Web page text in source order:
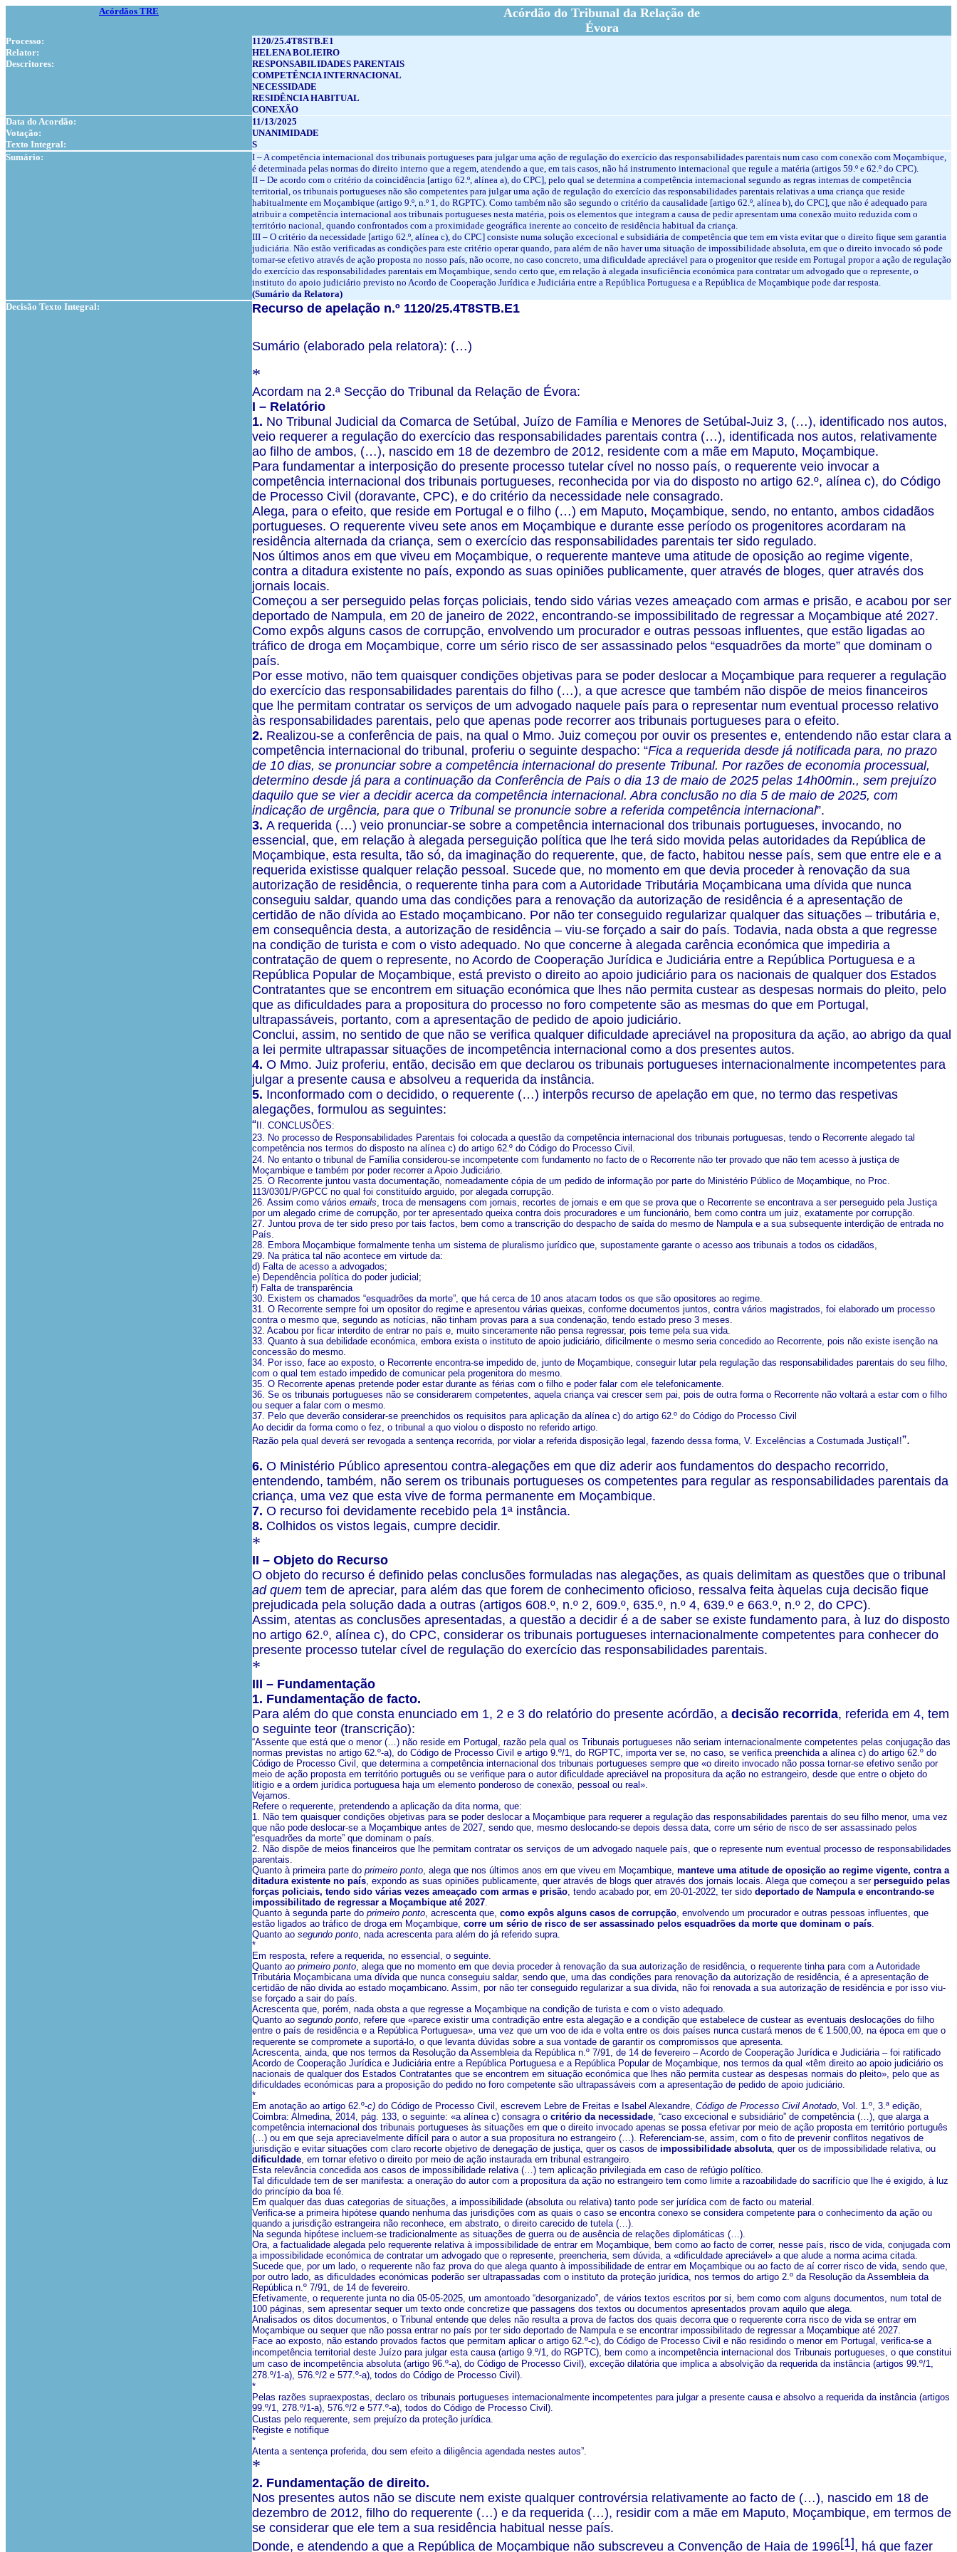
Acórdãos TRE
Acórdão do Tribunal da Relação de
Évora
Processo:
1120/25.4T8STB.E1
Relator:
HELENA BOLIEIRO
Descritores:
RESPONSABILIDADES PARENTAIS
COMPETÊNCIA INTERNACIONAL
NECESSIDADE
RESIDÊNCIA HABITUAL
CONEXÃO
Data do Acordão:
11/13/2025
Votação:
UNANIMIDADE
Texto Integral:
S
Sumário:
I – A competência internacional dos tribunais portugueses para julgar uma ação de regulação do exercício das responsabilidades parentais num caso com conexão com Moçambique,
é determinada pelas normas do direito interno que a regem, atendendo a que, em tais casos, não há instrumento internacional que regule a matéria (artigos 59.º e 62.º do CPC).
II – De acordo com o critério da coincidência [artigo 62.º, alínea a), do CPC], pelo qual se determina a competência internacional segundo as regras internas de competência
territorial, os tribunais portugueses não são competentes para julgar uma ação de regulação do exercício das responsabilidades parentais relativas a uma criança que reside
habitualmente em Moçambique (artigo 9.º, n.º 1, do RGPTC). Como também não são segundo o critério da causalidade [artigo 62.º, alínea b), do CPC], que não é adequado para
atribuir a competência internacional aos tribunais portugueses nesta matéria, pois os elementos que integram a causa de pedir apresentam uma conexão muito reduzida com o
território nacional, quando confrontados com a proximidade geográfica inerente ao conceito de residência habitual da criança.
III – O critério da necessidade [artigo 62.º, alínea c), do CPC] consiste numa solução excecional e subsidiária de competência que tem em vista evitar que o direito fique sem garantia
judiciária. Não estão verificadas as condições para este critério operar quando, para além de não haver uma situação de impossibilidade absoluta, em que o direito invocado só pode
tornar-se efetivo através de ação proposta no nosso país, não ocorre, no caso concreto, uma dificuldade apreciável para o progenitor que reside em Portugal propor a ação de regulação
do exercício das responsabilidades parentais em Moçambique, sendo certo que, em relação à alegada insuficiência económica para contratar um advogado que o represente, o
instituto do apoio judiciário previsto no Acordo de Cooperação Jurídica e Judiciária entre a República Portuguesa e a República de Moçambique pode dar resposta.
(Sumário da Relatora)
Decisão Texto Integral:
Recurso de apelação n.º 1120/25.4T8STB.E1
Sumário (elaborado pela relatora): (…)
*
Acordam na 2.ª Secção do Tribunal da Relação de Évora:
I – Relatório
1. No Tribunal Judicial da Comarca de Setúbal, Juízo de Família e Menores de Setúbal-Juiz 3, (…), identificado nos autos,
veio requerer a regulação do exercício das responsabilidades parentais contra (…), identificada nos autos, relativamente
ao filho de ambos, (…), nascido em 18 de dezembro de 2012, residente com a mãe em Maputo, Moçambique.
Para fundamentar a interposição do presente processo tutelar cível no nosso país, o requerente veio invocar a
competência internacional dos tribunais portugueses, reconhecida por via do disposto no artigo 62.º, alínea c), do Código
de Processo Civil (doravante, CPC), e do critério da necessidade nele consagrado.
Alega, para o efeito, que reside em Portugal e o filho (…) em Maputo, Moçambique, sendo, no entanto, ambos cidadãos
portugueses. O requerente viveu sete anos em Moçambique e durante esse período os progenitores acordaram na
residência alternada da criança, sem o exercício das responsabilidades parentais ter sido regulado.
Nos últimos anos em que viveu em Moçambique, o requerente manteve uma atitude de oposição ao regime vigente,
contra a ditadura existente no país, expondo as suas opiniões publicamente, quer através de bloges, quer através dos
jornais locais.
Começou a ser perseguido pelas forças policiais, tendo sido várias vezes ameaçado com armas e prisão, e acabou por ser
deportado de Nampula, em 20 de janeiro de 2022, encontrando-se impossibilitado de regressar a Moçambique até 2027.
Como expôs alguns casos de corrupção, envolvendo um procurador e outras pessoas influentes, que estão ligadas ao
tráfico de droga em Moçambique, corre um sério risco de ser assassinado pelos “esquadrões da morte” que dominam o
país.
Por esse motivo, não tem quaisquer condições objetivas para se poder deslocar a Moçambique para requerer a regulação
do exercício das responsabilidades parentais do filho (…), a que acresce que também não dispõe de meios financeiros
que lhe permitam contratar os serviços de um advogado naquele país para o representar num eventual processo relativo
às responsabilidades parentais, pelo que apenas pode recorrer aos tribunais portugueses para o efeito.
2. Realizou-se a conferência de pais, na qual o Mmo. Juiz começou por ouvir os presentes e, entendendo não estar clara a
competência internacional do tribunal, proferiu o seguinte despacho: “Fica a requerida desde já notificada para, no prazo
de 10 dias, se pronunciar sobre a competência internacional do presente Tribunal. Por razões de economia processual,
determino desde já para a continuação da Conferência de Pais o dia 13 de maio de 2025 pelas 14h00min., sem prejuízo
daquilo que se vier a decidir acerca da competência internacional. Abra conclusão no dia 5 de maio de 2025, com
indicação de urgência, para que o Tribunal se pronuncie sobre a referida competência internacional”.
3. A requerida (…) veio pronunciar-se sobre a competência internacional dos tribunais portugueses, invocando, no
essencial, que, em relação à alegada perseguição política que lhe terá sido movida pelas autoridades da República de
Moçambique, esta resulta, tão só, da imaginação do requerente, que, de facto, habitou nesse país, sem que entre ele e a
requerida existisse qualquer relação pessoal. Sucede que, no momento em que devia proceder à renovação da sua
autorização de residência, o requerente tinha para com a Autoridade Tributária Moçambicana uma dívida que nunca
conseguiu saldar, quando uma das condições para a renovação da autorização de residência é a apresentação de
certidão de não dívida ao Estado moçambicano. Por não ter conseguido regularizar qualquer das situações – tributária e,
em consequência desta, a autorização de residência – viu-se forçado a sair do país. Todavia, nada obsta a que regresse
na condição de turista e com o visto adequado. No que concerne à alegada carência económica que impediria a
contratação de quem o represente, no Acordo de Cooperação Jurídica e Judiciária entre a República Portuguesa e a
República Popular de Moçambique, está previsto o direito ao apoio judiciário para os nacionais de qualquer dos Estados
Contratantes que se encontrem em situação económica que lhes não permita custear as despesas normais do pleito, pelo
que as dificuldades para a propositura do processo no foro competente são as mesmas do que em Portugal,
ultrapassáveis, portanto, com a apresentação de pedido de apoio judiciário.
Conclui, assim, no sentido de que não se verifica qualquer dificuldade apreciável na propositura da ação, ao abrigo da qual
a lei permite ultrapassar situações de incompetência internacional como a dos presentes autos.
4. O Mmo. Juiz proferiu, então, decisão em que declarou os tribunais portugueses internacionalmente incompetentes para
julgar a presente causa e absolveu a requerida da instância.
5. Inconformado com o decidido, o requerente (…) interpôs recurso de apelação em que, no termo das respetivas
alegações, formulou as seguintes:
“ II. CONCLUSÕES:
23. No processo de Responsabilidades Parentais foi colocada a questão da competência internacional dos tribunais portuguesas, tendo o Recorrente alegado tal
competência nos termos do disposto na alínea c) do artigo 62.º do Código do Processo Civil.
24. No entanto o tribunal de Família considerou-se incompetente com fundamento no facto de o Recorrente não ter provado que não tem acesso à justiça de
Moçambique e também por poder recorrer a Apoio Judiciário.
25. O Recorrente juntou vasta documentação, nomeadamente cópia de um pedido de informação por parte do Ministério Público de Moçambique, no Proc.
113/0301/P/GPCC no qual foi constituído arguido, por alegada corrupção.
26. Assim como vários emails, troca de mensagens com jornais, recortes de jornais e em que se prova que o Recorrente se encontrava a ser perseguido pela Justiça
por um alegado crime de corrupção, por ter apresentado queixa contra dois procuradores e um funcionário, bem como contra um juiz, exatamente por corrupção.
27. Juntou prova de ter sido preso por tais factos, bem como a transcrição do despacho de saída do mesmo de Nampula e a sua subsequente interdição de entrada no
País.
28. Embora Moçambique formalmente tenha um sistema de pluralismo jurídico que, supostamente garante o acesso aos tribunais a todos os cidadãos,
29. Na prática tal não acontece em virtude da:
d) Falta de acesso a advogados;
e) Dependência política do poder judicial;
f) Falta de transparência
30. Existem os chamados “esquadrões da morte”, que há cerca de 10 anos atacam todos os que são opositores ao regime.
31. O Recorrente sempre foi um opositor do regime e apresentou várias queixas, conforme documentos juntos, contra vários magistrados, foi elaborado um processo
contra o mesmo que, segundo as notícias, não tinham provas para a sua condenação, tendo estado preso 3 meses.
32. Acabou por ficar interdito de entrar no país e, muito sinceramente não pensa regressar, pois teme pela sua vida.
33. Quanto à sua debilidade económica, embora exista o instituto de apoio judiciário, dificilmente o mesmo seria concedido ao Recorrente, pois não existe isenção na
concessão do mesmo.
34. Por isso, face ao exposto, o Recorrente encontra-se impedido de, junto de Moçambique, conseguir lutar pela regulação das responsabilidades parentais do seu filho,
com o qual tem estado impedido de comunicar pela progenitora do mesmo.
35. O Recorrente apenas pretende poder estar durante as férias com o filho e poder falar com ele telefonicamente.
36. Se os tribunais portugueses não se considerarem competentes, aquela criança vai crescer sem pai, pois de outra forma o Recorrente não voltará a estar com o filho
ou sequer a falar com o mesmo.
37. Pelo que deverão considerar-se preenchidos os requisitos para aplicação da alínea c) do artigo 62.º do Código do Processo Civil
Ao decidir da forma como o fez, o tribunal a quo violou o disposto no referido artigo.
Razão pela qual deverá ser revogada a sentença recorrida, por violar a referida disposição legal, fazendo dessa forma, V. Excelências a Costumada Justiça!!”.
6. O Ministério Público apresentou contra-alegações em que diz aderir aos fundamentos do despacho recorrido,
entendendo, também, não serem os tribunais portugueses os competentes para regular as responsabilidades parentais da
criança, uma vez que esta vive de forma permanente em Moçambique.
7. O recurso foi devidamente recebido pela 1ª instância.
8. Colhidos os vistos legais, cumpre decidir.
*
II – Objeto do Recurso
O objeto do recurso é definido pelas conclusões formuladas nas alegações, as quais delimitam as questões que o tribunal
ad quem tem de apreciar, para além das que forem de conhecimento oficioso, ressalva feita àquelas cuja decisão fique
prejudicada pela solução dada a outras (artigos 608.º, n.º 2, 609.º, 635.º, n.º 4, 639.º e 663.º, n.º 2, do CPC).
Assim, atentas as conclusões apresentadas, a questão a decidir é a de saber se existe fundamento para, à luz do disposto
no artigo 62.º, alínea c), do CPC, considerar os tribunais portugueses internacionalmente competentes para conhecer do
presente processo tutelar cível de regulação do exercício das responsabilidades parentais.
*
III – Fundamentação
1. Fundamentação de facto.
Para além do que consta enunciado em 1, 2 e 3 do relatório do presente acórdão, a decisão recorrida, referida em 4, tem
o seguinte teor (transcrição):
“Assente que está que o menor (…) não reside em Portugal, razão pela qual os Tribunais portugueses não seriam internacionalmente competentes pelas conjugação das
normas previstas no artigo 62.º-a), do Código de Processo Civil e artigo 9.º/1, do RGPTC, importa ver se, no caso, se verifica preenchida a alínea c) do artigo 62.º do
Código de Processo Civil, que determina a competência internacional dos tribunais portugueses sempre que «o direito invocado não possa tornar-se efetivo senão por
meio de ação proposta em território português ou se verifique para o autor dificuldade apreciável na propositura da ação no estrangeiro, desde que entre o objeto do
litígio e a ordem jurídica portuguesa haja um elemento ponderoso de conexão, pessoal ou real».
Vejamos.
Refere o requerente, pretendendo a aplicação da dita norma, que:
1. Não tem quaisquer condições objetivas para se poder deslocar a Moçambique para requerer a regulação das responsabilidades parentais do seu filho menor, uma vez
que não pode deslocar-se a Moçambique antes de 2027, sendo que, mesmo deslocando-se depois dessa data, corre um sério de risco de ser assassinado pelos
“esquadrões da morte” que dominam o país.
2. Não dispõe de meios financeiros que lhe permitam contratar os serviços de um advogado naquele país, que o represente num eventual processo de responsabilidades
parentais.
Quanto à primeira parte do primeiro ponto, alega que nos últimos anos em que viveu em Moçambique, manteve uma atitude de oposição ao regime vigente, contra a
ditadura existente no país, expondo as suas opiniões publicamente, quer através de blogs quer através dos jornais locais. Alega que começou a ser perseguido pelas
forças policiais, tendo sido várias vezes ameaçado com armas e prisão, tendo acabado por, em 20-01-2022, ter sido deportado de Nampula e encontrando-se
impossibilitado de regressar a Moçambique até 2027.
Quanto à segunda parte do primeiro ponto, acrescenta que, como expôs alguns casos de corrupção, envolvendo um procurador e outras pessoas influentes, que
estão ligados ao tráfico de droga em Moçambique, corre um sério de risco de ser assassinado pelos esquadrões da morte que dominam o país.
Quanto ao segundo ponto, nada acrescenta para além do já referido supra.
*
Em resposta, refere a requerida, no essencial, o seguinte.
Quanto ao primeiro ponto, alega que no momento em que devia proceder à renovação da sua autorização de residência, o requerente tinha para com a Autoridade
Tributária Moçambicana uma dívida que nunca conseguiu saldar, sendo que, uma das condições para renovação da autorização de residência, é a apresentação de
certidão de não divida ao estado moçambicano. Assim, por não ter conseguido regularizar a sua dívida, não foi renovada a sua autorização de residência e por isso viu-
se forçado a sair do país.
Acrescenta que, porém, nada obsta a que regresse a Moçambique na condição de turista e com o visto adequado.
Quanto ao segundo ponto, refere que «parece existir uma contradição entre esta alegação e a condição que estabelece de custear as eventuais deslocações do filho
entre o país de residência e a República Portuguesa», uma vez que um voo de ida e volta entre os dois países nunca custará menos de € 1.500,00, na época em que o
requerente se compromete a suportá-lo, o que levanta dúvidas sobre a sua vontade de garantir os compromissos que apresenta.
Acrescenta, ainda, que nos termos da Resolução da Assembleia da República n.º 7/91, de 14 de fevereiro – Acordo de Cooperação Jurídica e Judiciária – foi ratificado
Acordo de Cooperação Jurídica e Judiciária entre a República Portuguesa e a República Popular de Moçambique, nos termos da qual «têm direito ao apoio judiciário os
nacionais de qualquer dos Estados Contratantes que se encontrem em situação económica que lhes não permita custear as despesas normais do pleito», pelo que as
dificuldades económicas para a proposição do pedido no foro competente são ultrapassáveis com a apresentação de pedido de apoio judiciário.
*
Em anotação ao artigo 62.º-c) do Código de Processo Civil, escrevem Lebre de Freitas e Isabel Alexandre, Código de Processo Civil Anotado, Vol. 1.º, 3.ª edição,
Coimbra: Almedina, 2014, pág. 133, o seguinte: «a alínea c) consagra o critério da necessidade, “caso excecional e subsidiário” de competência (…), que alarga a
competência internacional dos tribunais portugueses às situações em que o direito invocado apenas se possa efetivar por meio de ação proposta em território português
(…) ou em que seja apreciavelmente difícil para o autor a sua propositura no estrangeiro (…). Referenciam-se, assim, com o fito de prevenir conflitos negativos de
jurisdição e evitar situações com claro recorte objetivo de denegação de justiça, quer os casos de impossibilidade absoluta, quer os de impossibilidade relativa, ou
dificuldade, em tornar efetivo o direito por meio de ação instaurada em tribunal estrangeiro.
Esta relevância concedida aos casos de impossibilidade relativa (…) tem aplicação privilegiada em caso de refúgio político.
Tal dificuldade tem de ser manifesta: a oneração do autor com a propositura da ação no estrangeiro tem como limite a razoabilidade do sacrifício que lhe é exigido, à luz
do princípio da boa fé.
Em qualquer das duas categorias de situações, a impossibilidade (absoluta ou relativa) tanto pode ser jurídica com de facto ou material.
Verifica-se a primeira hipótese quando nenhuma das jurisdições com as quais o caso se encontra conexo se considera competente para o conhecimento da ação ou
quando a jurisdição estrangeira não reconhece, em abstrato, o direito carecido de tutela (…).
Na segunda hipótese incluem-se tradicionalmente as situações de guerra ou de ausência de relações diplomáticas (…).
Ora, a factualidade alegada pelo requerente relativa à impossibilidade de entrar em Moçambique, bem como ao facto de correr, nesse país, risco de vida, conjugada com
a impossibilidade económica de contratar um advogado que o represente, preencheria, sem dúvida, a «dificuldade apreciável» a que alude a norma acima citada.
Sucede que, por um lado, o requerente não faz prova do que alega quanto à impossibilidade de entrar em Moçambique ou ao facto de aí correr risco de vida, sendo que,
por outro lado, as dificuldades económicas poderão ser ultrapassadas com o instituto da proteção jurídica, nos termos do artigo 2.º da Resolução da Assembleia da
República n.º 7/91, de 14 de fevereiro.
Efetivamente, o requerente junta no dia 05-05-2025, um amontoado “desorganizado”, de vários textos escritos por si, bem como com alguns documentos, num total de
100 páginas, sem apresentar sequer um texto onde concretize que passagens dos textos ou documentos apresentados provam aquilo que alega.
Analisados os ditos documentos, o Tribunal entende que deles não resulta a prova de factos dos quais decorra que o requerente corra risco de vida se entrar em
Moçambique ou sequer que não possa entrar no país por ter sido deportado de Nampula e se encontrar impossibilitado de regressar a Moçambique até 2027.
Face ao exposto, não estando provados factos que permitam aplicar o artigo 62.º-c), do Código de Processo Civil e não residindo o menor em Portugal, verifica-se a
incompetência territorial deste Juízo para julgar esta causa (artigo 9.º/1, do RGPTC), bem como a incompetência internacional dos Tribunais portugueses, o que constitui
um caso de incompetência absoluta (artigo 96.º-a), do Código de Processo Civil), exceção dilatória que implica a absolvição da requerida da instância (artigos 99.º/1,
278.º/1-a), 576.º/2 e 577.º-a), todos do Código de Processo Civil).
*
Pelas razões supraexpostas, declaro os tribunais portugueses internacionalmente incompetentes para julgar a presente causa e absolvo a requerida da instância (artigos
99.º/1, 278.º/1-a), 576.º/2 e 577.º-a), todos do Código de Processo Civil).
Custas pelo requerente, sem prejuízo da proteção jurídica.
Registe e notifique
*
Atenta a sentença proferida, dou sem efeito a diligência agendada nestes autos”.
*
2. Fundamentação de direito.
Nos presentes autos não se discute nem existe qualquer controvérsia relativamente ao facto de (…), nascido em 18 de
dezembro de 2012, filho do requerente (…) e da requerida (…), residir com a mãe em Maputo, Moçambique, em termos de
se considerar que ele tem a sua residência habitual nesse país.
Donde, e atendendo a que a República de Moçambique não subscreveu a Convenção de Haia de 1996[1], há que fazer